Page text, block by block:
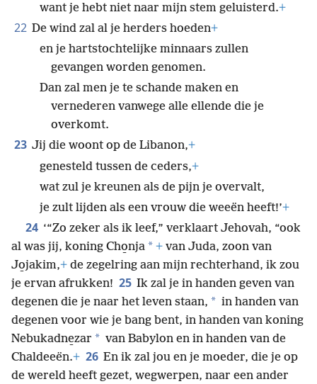
want je hebt niet naar mijn stem geluisterd.+
22 De wind zal al je herders hoeden+
en je hartstochtelijke minnaars zullen
gevangen worden genomen.
Dan zal men je te schande maken en
vernederen vanwege alle ellende die je
overkomt.
23 Jij die woont op de Libanon,+
genesteld tussen de ceders,+
wat zul je kreunen als de pijn je overvalt,
je zult lijden als een vrouw die weeën heeft!’+
24 ‘“Zo zeker als ik leef,” verklaart Jehovah, “ook
al was jij, koning Cho̱nja * + van Juda, zoon van
Jo̱jakim,+ de zegelring aan mijn rechterhand, ik zou
je ervan afrukken! 25 Ik zal je in handen geven van
degenen die je naar het leven staan, * in handen van
degenen voor wie je bang bent, in handen van koning
Nebukadne̱zar * van Babylon en in handen van de
Chaldeeën.+ 26 En ik zal jou en je moeder, die je op
de wereld heeft gezet, wegwerpen, naar een ander